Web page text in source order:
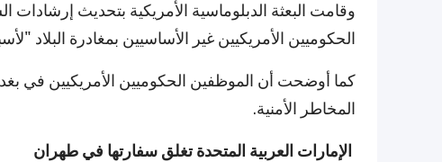
وقامت البعثة الدبلوماسية الأمريكية بتحديث
الحكوميين الأمريكيين غير الأساسيين بمغادرة البلاد
كما أوضحت أن الموظفين الحكوميين الأمريكيين في
المخاطر الأمنية.
الإمارات العربية المتحدة تغلق سفارتها في طهران